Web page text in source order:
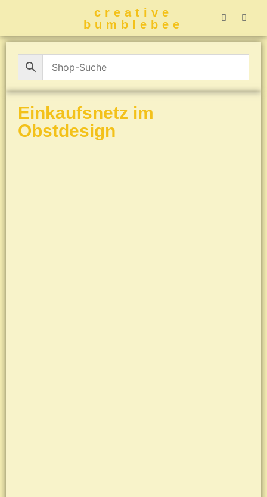
creative
bumblebee
Einkaufsnetz im
Obstdesign